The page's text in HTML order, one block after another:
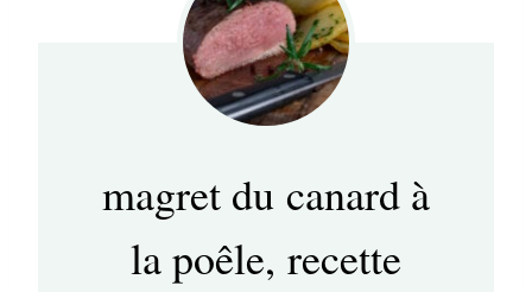
magret du canard à
la poêle, recette